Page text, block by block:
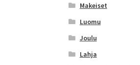
Makeiset
Luomu
Joulu
Lahja